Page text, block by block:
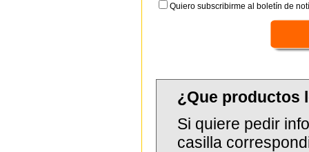
Quiero subscribirme al boletín de
¿Que productos
Si quiere pedir
casilla